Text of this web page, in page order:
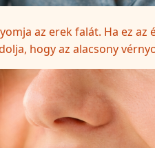
az erek falát. Ha ez
hogy az alacsony